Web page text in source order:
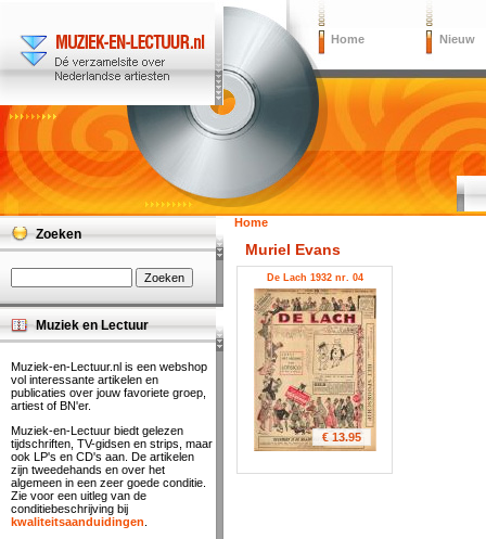
Home Nieuw
Home
Muriel Evans
De Lach 1932 nr. 04
€ 13.95
Zoeken
Muziek en Lectuur
Muziek-en-Lectuur.nl is een webshop
vol interessante artikelen en
publicaties over jouw favoriete groep,
artiest of BN'er.
Muziek-en-Lectuur biedt gelezen
tijdschriften, TV-gidsen en strips, maar
ook LP's en CD's aan. De artikelen
zijn tweedehands en over het
algemeen in een zeer goede conditie.
Zie voor een uitleg van de
conditiebeschrijving bij
kwaliteitsaanduidingen